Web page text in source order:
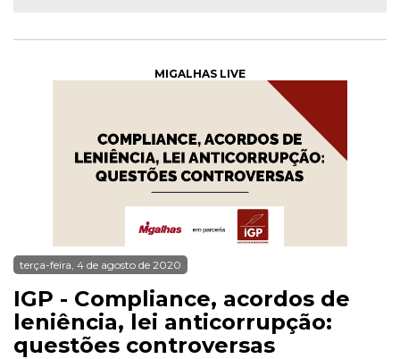
MIGALHAS LIVE
terça-feira, 4 de agosto de 2020
IGP - Compliance, acordos de
leniência, lei anticorrupção:
questões controversas